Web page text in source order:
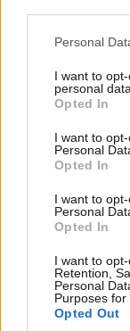
Please note that
not limited to
grant or deny
use your data for
consent section.
Personal
I want to
personal data.
Opted In
I want to
Personal
Opted In
I want to
Personal
Opted In
I want to
Retention,
Personal
Purposes for
Opted Out
Τουρκίας-